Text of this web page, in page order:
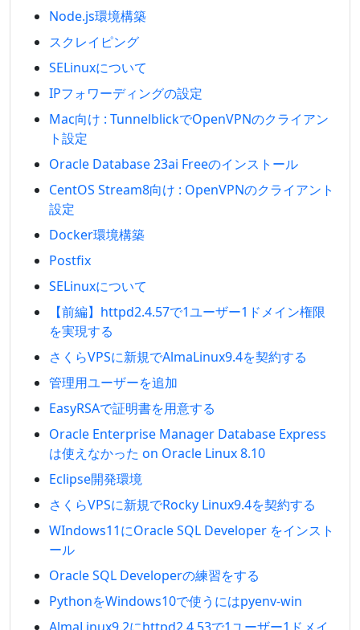
Node.js環境構築
スクレイピング
SELinuxについて
IPフォワーディングの設定
Mac向け : TunnelblickでOpenVPNのクライアン
ト設定
Oracle Database 23ai Freeのインストール
CentOS Stream8向け : OpenVPNのクライアント
設定
Docker環境構築
Postfix
SELinuxについて
【前編】httpd2.4.57で1ユーザー1ドメイン権限
を実現する
さくらVPSに新規でAlmaLinux9.4を契約する
管理用ユーザーを追加
EasyRSAで証明書を用意する
Oracle Enterprise Manager Database Express
は使えなかった on Oracle Linux 8.10
Eclipse開発環境
さくらVPSに新規でRocky Linux9.4を契約する
WIndows11にOracle SQL Developer をインスト
ール
Oracle SQL Developerの練習をする
PythonをWindows10で使うにはpyenv-win